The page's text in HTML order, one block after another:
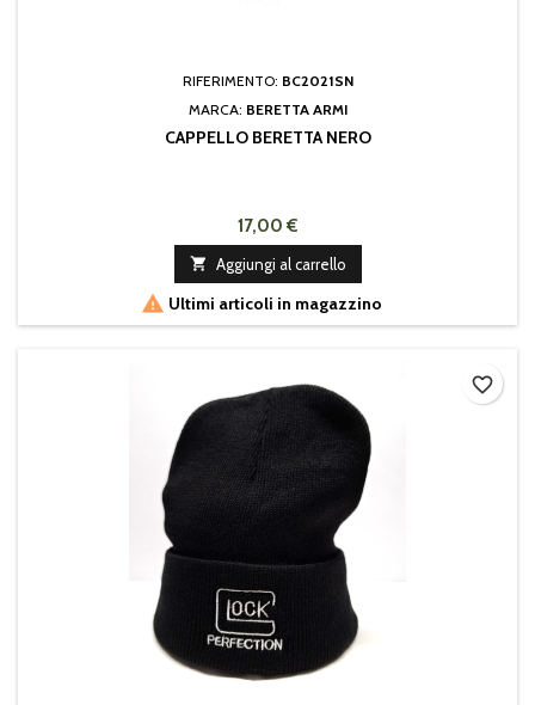
RIFERIMENTO: BC2021SN
MARCA: BERETTA ARMI
CAPPELLO BERETTA NERO
17,00 €
 Aggiungi al carrello
 Ultimi articoli in magazzino
favorite_border